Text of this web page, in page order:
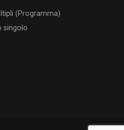
(Programma)
singolo